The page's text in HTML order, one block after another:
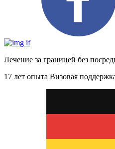
Лечение за границей без
17 лет опыта Визовая